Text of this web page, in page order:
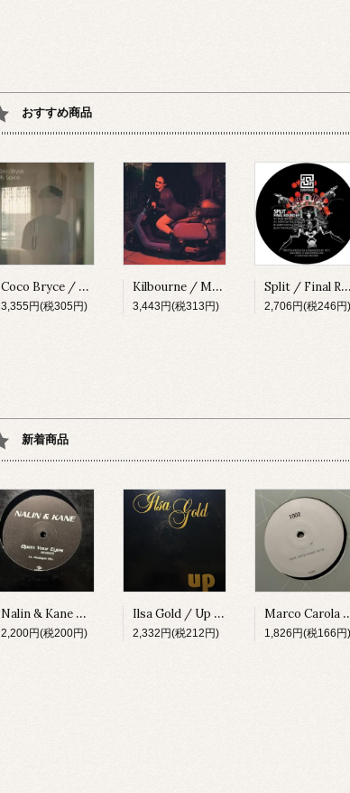
おすすめ商品
Coco Bryce / My Space [PRSPCT299][2023]
3,355円(税305円)
Kilbourne / Milkshake [PRSPCT304][2023]
3,443円(税313円)
Split / Final Round EP [SUBV03][2023]
2,706円(税246円)
新着商品
Nalin & Kane / Open Your Eyes (Remixes) [URBDJ2042][1999]
2,200円(税200円)
Ilsa Gold / Up [GIANT13][2002]
2,332円(税212円)
Marco Carola / 1002 (Hertz
1,826円(税166円)